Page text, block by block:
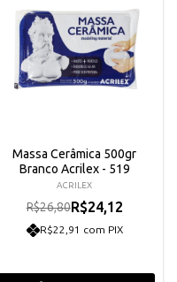
Massa Cerâmica 500gr
Branco Acrilex - 519
ACRILEX
R$26,80R$24,12
R$22,91 com PIX